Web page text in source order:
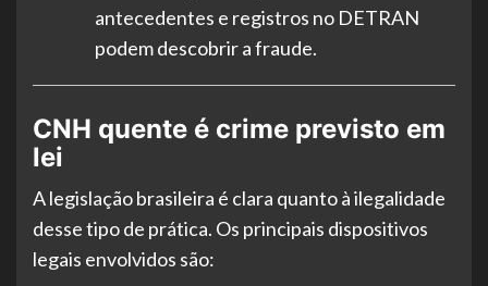
antecedentes e registros no DETRAN
podem descobrir a fraude.
CNH quente é crime previsto em
lei
A legislação brasileira é clara quanto à ilegalidade
desse tipo de prática. Os principais dispositivos
legais envolvidos são: